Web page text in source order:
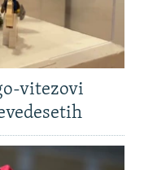
vitezovi